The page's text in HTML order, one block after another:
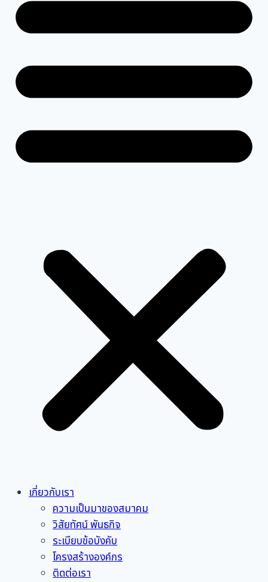
เกี่ยวกับเรา
ความเป็นมาของสมาคม
วิสัยทัศน์ พันธกิจ
ระเบียบข้อบังคับ
โครงสร้างองค์กร
ติดต่อเรา